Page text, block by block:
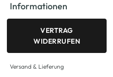
Informationen
VERTRAG
WIDERRUFEN
Versand & Lieferung